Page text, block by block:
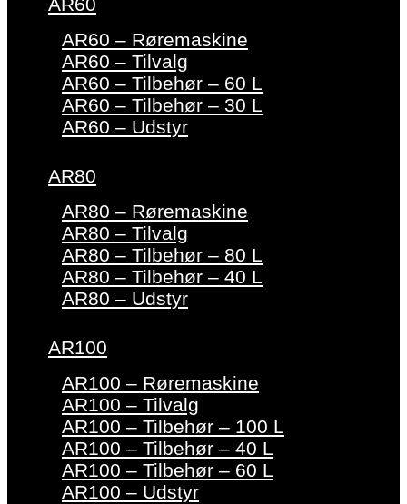
AR60
AR60 – Røremaskine
AR60 – Tilvalg
AR60 – Tilbehør – 60 L
AR60 – Tilbehør – 30 L
AR60 – Udstyr
AR80
AR80 – Røremaskine
AR80 – Tilvalg
AR80 – Tilbehør – 80 L
AR80 – Tilbehør – 40 L
AR80 – Udstyr
AR100
AR100 – Røremaskine
AR100 – Tilvalg
AR100 – Tilbehør – 100 L
AR100 – Tilbehør – 40 L
AR100 – Tilbehør – 60 L
AR100 – Udstyr